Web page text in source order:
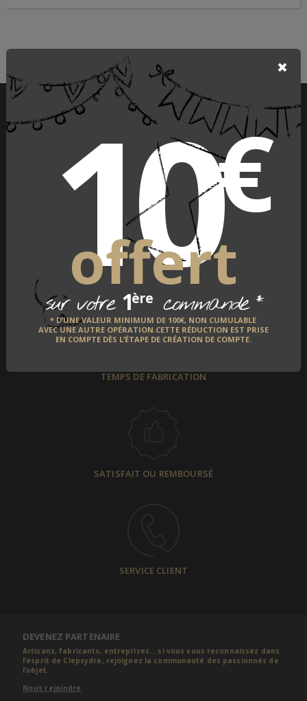
10€
offert
sur votre 1ère commande*
* D’UNE VALEUR MINIMUM DE 100€, NON CUMULABLE
AVEC UNE AUTRE OPÉRATION.CETTE RÉDUCTION EST PRISE
EN COMPTE DÈS L’ÉTAPE DE CRÉATION DE COMPTE.
PAIEMENT SÉCURISÉ
LIVRAISON À L'INTERNATIONAL
TEMPS DE FABRICATION
SATISFAIT OU REMBOURSÉ
SERVICE CLIENT
DEVENEZ PARTENAIRE
Artisans, fabricants, entreprises... si vous vous reconnaissez dans
l’esprit de Clepsydre, rejoignez la communauté des passionnés de
l’objet.
Nous rejoindre